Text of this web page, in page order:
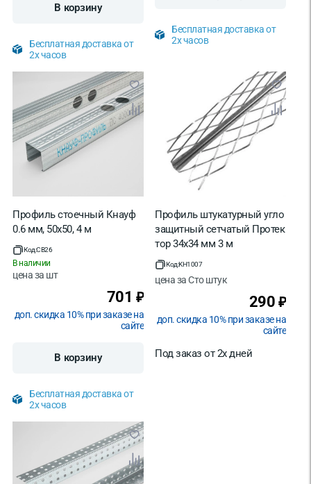
В корзину
Бесплатная доставка от
2х часов
Бесплатная доставка от
2х часов
Профиль стоечный Кнауф
0.6 мм, 50х50, 4 м
Код:CB26
В наличии
цена за шт
701 ₽
доп. скидка 10% при заказе на
сайте
В корзину
Бесплатная доставка от
2х часов
Профиль штукатурный угло
защитный сетчатый Протек
тор 34х34 мм 3 м
Код:KH1007
цена заСто штук
290 ₽
доп. скидка 10% при заказе на
сайте
Под заказ от 2х дней